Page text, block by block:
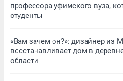
профессора уфимского вуза,
студенты
«Вам зачем он?»: дизайнер из
восстанавливает дом в
области